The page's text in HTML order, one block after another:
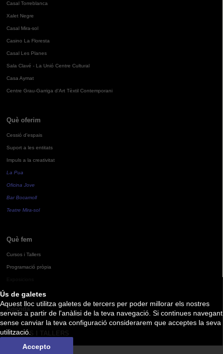
Ús de galetes
Aquest lloc utilitza galetes de tercers per poder millorar els nostres
serveis a partir de l'anàlisi de la teva navegació. Si continues navegant
sense canviar la teva configuració considerarem que acceptes la seva
utilització.
Accepto
Casal Torreblanca
Xalet Negre
Casal Mira-sol
Casino La Floresta
Casal Les Planes
Sala Clavé - La Unió Centre Cultural
Casa Aymat
Centre Grau-Garriga d'Art Tèxtil Contemporani
Què oferim
Cessió d'espais
Suport a les entitats
Impuls a la creativitat
La Pua
Oficina Jove
Bar Bocamoll
Teatre Mira-sol
Què fem
Cursos i Tallers
Programació pròpia
Agenda
CURSOS I TALLERS